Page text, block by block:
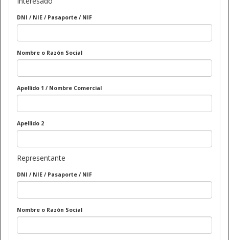
DNI / NIE / Pasaporte / NIF
Nombre o Razón Social
Apellido 1 / Nombre Comercial
Apellido 2
Representante
DNI / NIE / Pasaporte / NIF
Nombre o Razón Social